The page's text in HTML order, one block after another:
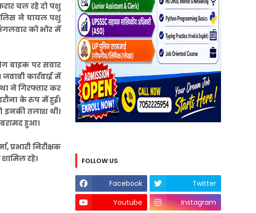
चल रहे दो पशु
ने घायल पशु
को भोर में
बाइक पर सवार
कार्रवाई में
ने गिरफ्तार कर
के रुप में हुई।
तलाश थी।
हुआ।
प्रभारी निरीक्षक
रहे।
FOLLOW US
Facebook
Twitter
Youtube
Instagram